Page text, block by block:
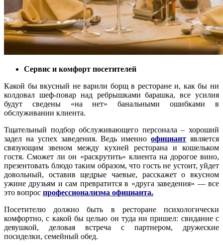
Сервис и комфорт посетителей
Какой бы вкусный не варили борщ в ресторане и, как бы ни
колдовал шеф-повар над ребрышками барашка, все усилия
будут сведены «на нет» банальными ошибками в
обслуживании клиента.
Тщательный подбор обслуживающего персонала – хороший
задел на успех заведения. Ведь именноофициант является
связующим звеном между кухней ресторана и кошельком
гостя. Сможет ли он «раскрутить» клиента на дорогое вино,
презентовать блюдо таким образом, что гость не устоит, уйдет
довольный, оставив щедрые чаевые, расскажет о вкусном
ужине друзьям и сам превратится в «друга заведения» — все
это вопрос профессионализма официанта.
Посетителю должно быть в ресторане психологически
комфортно, с какой бы целью он туда ни пришел: свидание с
девушкой, деловая встреча с партнером, дружеские
посиделки, семейный обед.